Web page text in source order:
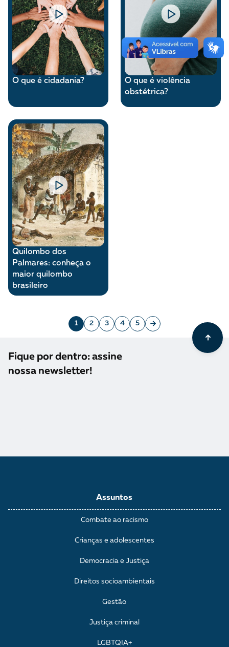
O que é cidadania?
O que é violência
obstétrica?
Quilombo dos
Palmares: conheça o
maior quilombo
brasileiro
1 2 3 4 5
Fique por dentro: assine
nossa newsletter!
Assuntos
Combate ao racismo
Crianças e adolescentes
Democracia e Justiça
Direitos socioambientais
Gestão
Justiça criminal
LGBTQIA+